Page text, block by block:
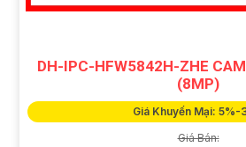
DH-IPC-HFW5842H-ZHE
(8MP)
Giá Khuyến Mại: 5%-
Giá Bán: